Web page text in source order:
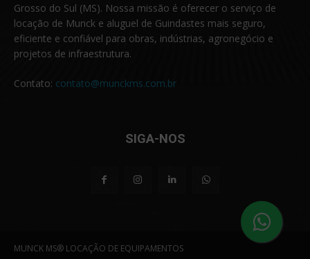
Grosso do Sul (MS). Nossa missão é oferecer o serviço de
locação de Munck e aluguel de Guindastes mais seguro,
eficiente e confiável para obras, indústrias, agronegócio e
projetos de infraestrutura.
Contato: contato@munckms.com.br
SIGA-NOS
MUNCK MS® LOCAÇÃO DE EQUIPAMENTOS